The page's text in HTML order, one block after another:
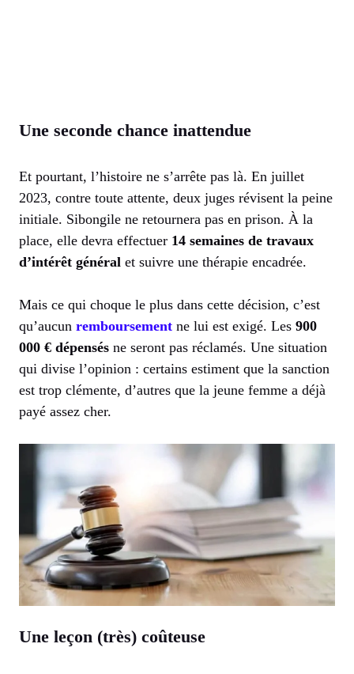
Une seconde chance inattendue
Et pourtant, l’histoire ne s’arrête pas là. En juillet
2023, contre toute attente, deux juges révisent la peine
initiale. Sibongile ne retournera pas en prison. À la
place, elle devra effectuer 14 semaines de travaux
d’intérêt général et suivre une thérapie encadrée.
Mais ce qui choque le plus dans cette décision, c’est
qu’aucun remboursement ne lui est exigé. Les 900
000 € dépensés ne seront pas réclamés. Une situation
qui divise l’opinion : certains estiment que la sanction
est trop clémente, d’autres que la jeune femme a déjà
payé assez cher.
Une leçon (très) coûteuse